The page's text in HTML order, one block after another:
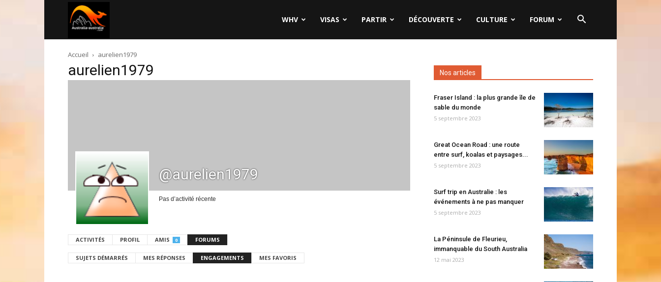
australie.com
WHV VISAS PARTIR DÉCOUVERTE CULTURE FORUM
Accueil aurelien1979
aurelien1979
@aurelien1979
Pas d’activité récente
ACTIVITÉS PROFIL AMIS 0 FORUMS
SUJETS DÉMARRÉS MES RÉPONSES ENGAGEMENTS MES FAVORIS
Nos articles
Fraser Island : la plus grande île de
sable du monde
5 septembre 2023
Great Ocean Road : une route
entre surf, koalas et paysages...
5 septembre 2023
Surf trip en Australie : les
événements à ne pas manquer
5 septembre 2023
La Péninsule de Fleurieu,
immanquable du South Australia
12 mai 2023